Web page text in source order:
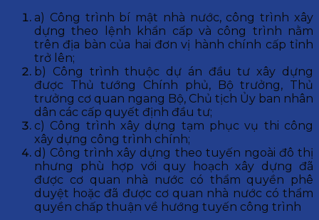
a) Công trình bí mật nhà nước, công trình xây
dựng theo lệnh khẩn cấp và công trình nằm
trên địa bàn của hai đơn vị hành chính cấp tỉnh
trở lên;
b) Công trình thuộc dự án đầu tư xây dựng
được Thủ tướng Chính phủ, Bộ trưởng, Thủ
trưởng cơ quan ngang Bộ, Chủ tịch Ủy ban nhân
dân các cấp quyết định đầu tư;
c) Công trình xây dựng tạm phục vụ thi công
xây dựng công trình chính;
d) Công trình xây dựng theo tuyến ngoài đô thị
nhưng phù hợp với quy hoạch xây dựng đã
được cơ quan nhà nước có thẩm quyền phê
duyệt hoặc đã được cơ quan nhà nước có thẩm
quyền chấp thuận về hướng tuyến công trình